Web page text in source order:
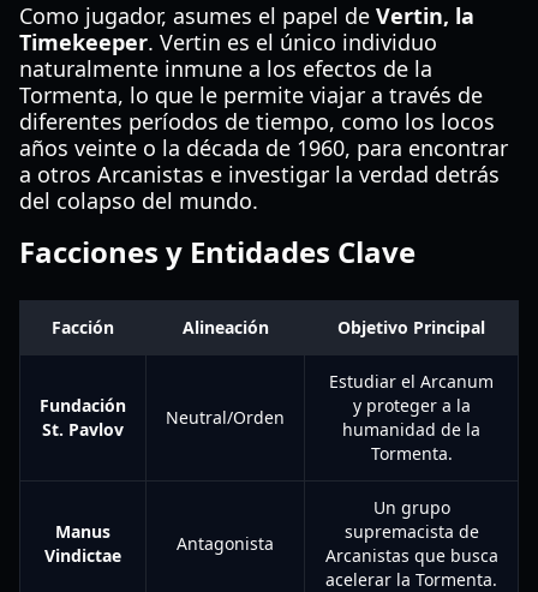
Como jugador, asumes el papel de Vertin, la
Timekeeper. Vertin es el único individuo
naturalmente inmune a los efectos de la
Tormenta, lo que le permite viajar a través de
diferentes períodos de tiempo, como los locos
años veinte o la década de 1960, para encontrar
a otros Arcanistas e investigar la verdad detrás
del colapso del mundo.
Facciones y Entidades Clave
Facción Alineación Objetivo Principal
Fundación
St. Pavlov
Neutral/Orden
Estudiar el Arcanum
y proteger a la
humanidad de la
Tormenta.
Manus
Vindictae
Antagonista
Un grupo
supremacista de
Arcanistas que busca
acelerar la Tormenta.